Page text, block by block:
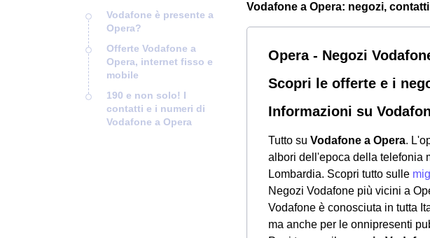
Vodafone è presente a
Opera?
Offerte Vodafone a
Opera, internet fisso e
mobile
190 e non solo! I
contatti e i numeri di
Vodafone a Opera
Vodafone a Opera: negozi,
Opera - Negozi
Scopri le offerte e i
Informazioni su
Tutto su Vodafone a Opera.
albori dell'epoca della telefonia
Lombardia. Scopri tutto sulle
Negozi Vodafone più vicini a
Vodafone è conosciuta in tutta
ma anche per le onnipresenti